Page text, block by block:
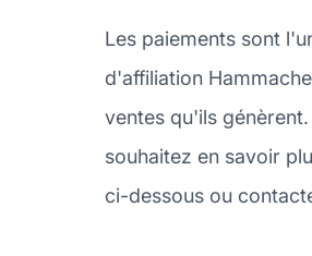
Les paiements sont
d'affiliation
ventes qu'ils
souhaitez en savoir
ci-dessous ou